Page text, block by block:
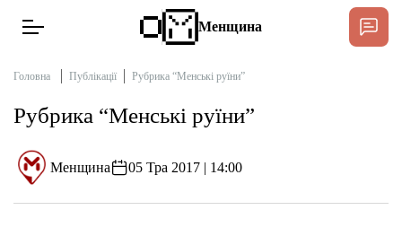
Менщина
Головна Публікації Рубрика “Менські руїни”
Рубрика “Менські руїни”
Менщина 05 Тра 2017 | 14:00